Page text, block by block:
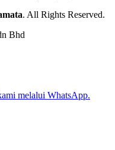
. All Rights Reserved.
Bhd
melalui WhatsApp.